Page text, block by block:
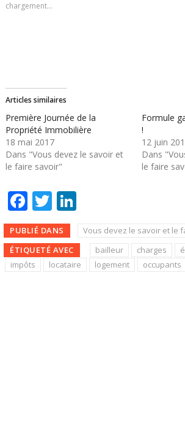
chargement…
Articles similaires
Première Journée de la
Propriété Immobilière
18 mai 2017
Dans "Vous devez le savoir et
le faire savoir"
Formule
!
12 juin
Dans
le faire
Facebook
Twitter
PUBLIÉ DANS
Vous devez le savoir et le
ÉTIQUETÉ AVEC
bailleur charges
impôts
locataire logement occupants